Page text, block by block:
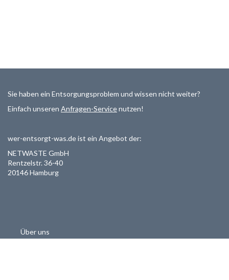
Sie haben ein Entsorgungsproblem und wissen nicht weiter?
Einfach unseren Anfragen-Servicenutzen!
wer-entsorgt-was.de ist ein Angebot der:
NETWASTE GmbH
Rentzelstr. 36-40
20146 Hamburg
Über uns